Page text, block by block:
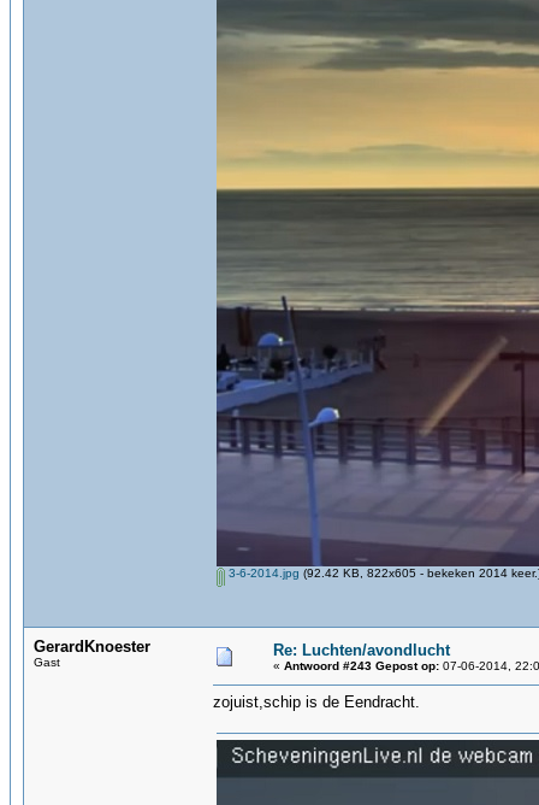
3-6-2014.jpg (92.42 KB, 822x605 - bekeken 2014
GerardKnoester
Gast
Re: Luchten/avondlucht
« Antwoord #243 Gepost op: 07-06-2014,
zojuist,schip is de Eendracht.